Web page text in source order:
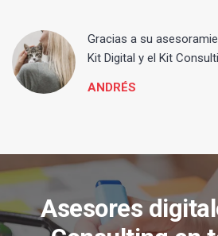
Gracias a su
Kit Digital y el Kit
ANDRÉS
Asesores